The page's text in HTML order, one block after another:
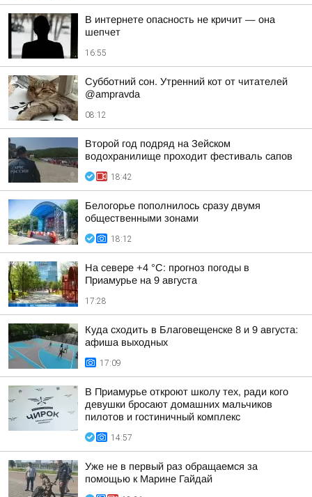
В интернете опасность не кричит — она
шепчет
16:55
Субботний сон. Утренний кот от читателей
@ampravda
08:12
Второй год подряд на Зейском
водохранилище проходит фестиваль сапов
18:42
Белогорье пополнилось сразу двумя
общественными зонами
18:12
На севере +4 °С: прогноз погоды в
Приамурье на 9 августа
17:28
Куда сходить в Благовещенске 8 и 9 августа:
афиша выходных
17:09
В Приамурье откроют школу тех, ради кого
девушки бросают домашних мальчиков
пилотов и гостиничный комплекс
14:57
Уже не в первый раз обращаемся за
помощью к Марине Гайдай